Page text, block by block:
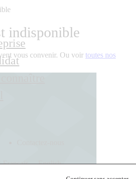
Français English
indisponible
vous convenir. Ou voir toutes nos